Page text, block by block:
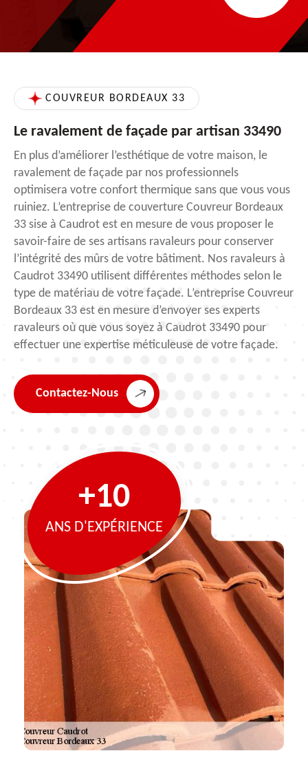
COUVREUR BORDEAUX 33
Le ravalement de façade par artisan 33490
En plus d’améliorer l’esthétique de votre maison, le
ravalement de façade par nos professionnels
optimisera votre confort thermique sans que vous vous
ruiniez. L’entreprise de couverture Couvreur Bordeaux
33 sise à Caudrot est en mesure de vous proposer le
savoir-faire de ses artisans ravaleurs pour conserver
l’intégrité des mûrs de votre bâtiment. Nos ravaleurs à
Caudrot 33490 utilisent différentes méthodes selon le
type de matériau de votre façade. L’entreprise Couvreur
Bordeaux 33 est en mesure d’envoyer ses experts
ravaleurs où que vous soyez à Caudrot 33490 pour
effectuer une expertise méticuleuse de votre façade.
Contactez-Nous
+10
ANS D'EXPÉRIENCE